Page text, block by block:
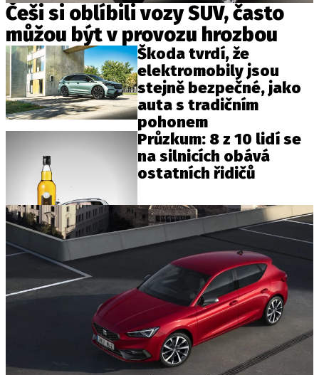
Češi si oblíbili vozy SUV, často
můžou být v provozu hrozbou
Škoda tvrdí, že
elektromobily jsou
stejně bezpečné, jako
auta s tradičním
pohonem
Průzkum: 8 z 10 lidí se
na silnicích obává
ostatních řidičů